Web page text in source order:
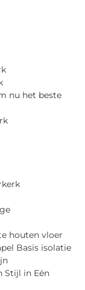
nu het beste
houten vloer
Stijl in Eén